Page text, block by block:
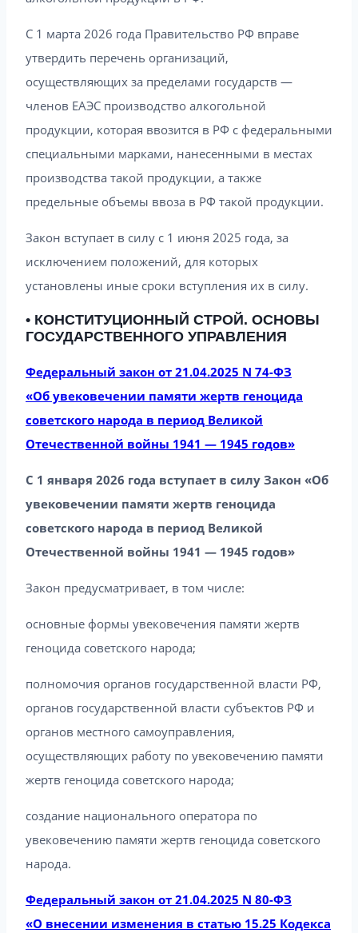
С 1 марта 2026 года Правительство РФ вправе
утвердить перечень организаций,
осуществляющих за пределами государств —
членов ЕАЭС производство алкогольной
продукции, которая ввозится в РФ с федеральными
специальными марками, нанесенными в местах
производства такой продукции, а также
предельные объемы ввоза в РФ такой продукции.
Закон вступает в силу с 1 июня 2025 года, за
исключением положений, для которых
установлены иные сроки вступления их в силу.
• КОНСТИТУЦИОННЫЙ СТРОЙ. ОСНОВЫ
ГОСУДАРСТВЕННОГО УПРАВЛЕНИЯ
Федеральный закон от 21.04.2025 N 74-ФЗ
«Об увековечении памяти жертв геноцида
советского народа в период Великой
Отечественной войны 1941 — 1945 годов»
С 1 января 2026 года вступает в силу Закон «Об
увековечении памяти жертв геноцида
советского народа в период Великой
Отечественной войны 1941 — 1945 годов»
Закон предусматривает, в том числе:
основные формы увековечения памяти жертв
геноцида советского народа;
полномочия органов государственной власти РФ,
органов государственной власти субъектов РФ и
органов местного самоуправления,
осуществляющих работу по увековечению памяти
жертв геноцида советского народа;
создание национального оператора по
увековечению памяти жертв геноцида советского
народа.
Федеральный закон от 21.04.2025 N 80-ФЗ
«О внесении изменения в статью 15.25 Кодекса